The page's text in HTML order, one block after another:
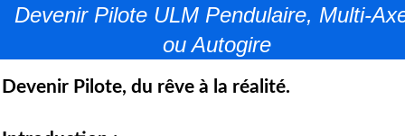
Devenir Pilote ULM Pendulaire, Multi-
ou Autogire
Devenir Pilote, du rêve à la réalité.